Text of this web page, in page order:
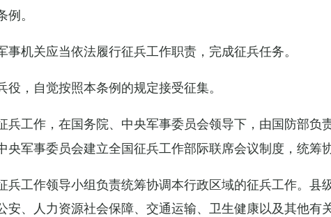
。
事机关应当依法履行征兵工作职责，完成征兵任务。
役，自觉按照本条例的规定接受征集。
兵工作，在国务院、中央军事委员会领导下，由国防部负
央军事委员会建立全国征兵工作部际联席会议制度，统筹
兵工作领导小组负责统筹协调本行政区域的征兵工作。县
安、人力资源社会保障、交通运输、卫生健康以及其他有